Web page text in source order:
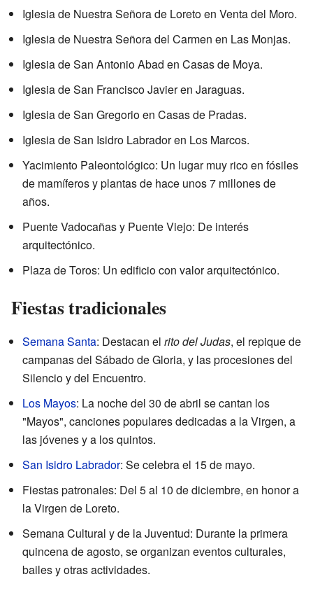
Iglesia de Nuestra Señora de Loreto en Venta del Moro.
Iglesia de Nuestra Señora del Carmen en Las Monjas.
Iglesia de San Antonio Abad en Casas de Moya.
Iglesia de San Francisco Javier en Jaraguas.
Iglesia de San Gregorio en Casas de Pradas.
Iglesia de San Isidro Labrador en Los Marcos.
Yacimiento Paleontológico: Un lugar muy rico en fósiles
de mamíferos y plantas de hace unos 7 millones de
años.
Puente Vadocañas y Puente Viejo: De interés
arquitectónico.
Plaza de Toros: Un edificio con valor arquitectónico.
Fiestas tradicionales
Semana Santa: Destacan el rito del Judas, el repique de
campanas del Sábado de Gloria, y las procesiones del
Silencio y del Encuentro.
Los Mayos: La noche del 30 de abril se cantan los
"Mayos", canciones populares dedicadas a la Virgen, a
las jóvenes y a los quintos.
San Isidro Labrador: Se celebra el 15 de mayo.
Fiestas patronales: Del 5 al 10 de diciembre, en honor a
la Virgen de Loreto.
Semana Cultural y de la Juventud: Durante la primera
quincena de agosto, se organizan eventos culturales,
bailes y otras actividades.